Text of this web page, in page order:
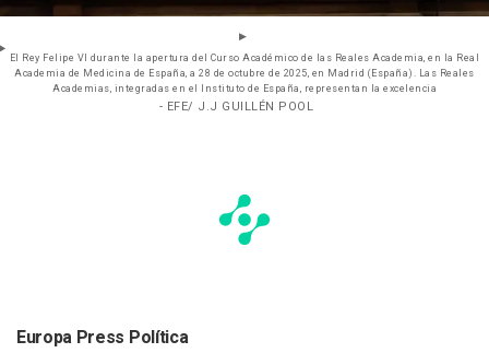
El Rey Felipe VI durante la apertura del Curso Académico de las Reales Academia, en la Real
Academia de Medicina de España, a 28 de octubre de 2025, en Madrid (España). Las Reales
Academias, integradas en el Instituto de España, representan la excelencia
- EFE/ J.J GUILLÉN POOL
Europa Press Política